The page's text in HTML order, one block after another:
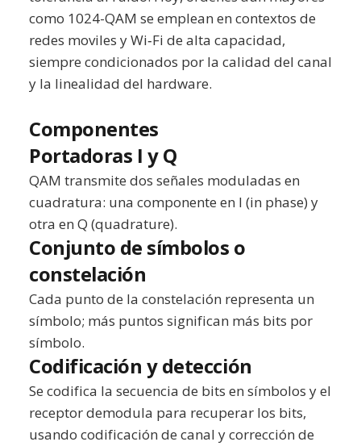
como 1024-QAM se emplean en contextos de
redes moviles y Wi‑Fi de alta capacidad,
siempre condicionados por la calidad del canal
y la linealidad del hardware.
Componentes
Portadoras I y Q
QAM transmite dos señales moduladas en
cuadratura: una componente en I (in phase) y
otra en Q (quadrature).
Conjunto de símbolos o
constelación
Cada punto de la constelación representa un
símbolo; más puntos significan más bits por
símbolo.
Codificación y detección
Se codifica la secuencia de bits en símbolos y el
receptor demodula para recuperar los bits,
usando codificación de canal y corrección de